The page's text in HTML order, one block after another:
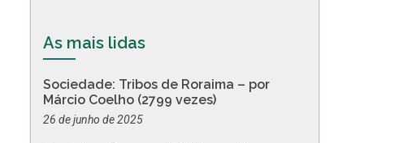
As mais lidas
Sociedade: Tribos de Roraima – por
Márcio Coelho (2799 vezes)
26 de junho de 2025